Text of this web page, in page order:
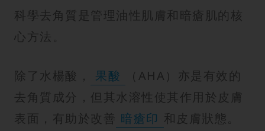
科學去角質是管理油性肌膚和暗瘡肌的核
心方法。
除了水楊酸， 果酸
（AHA）亦是有效的
去角質成分，但其水溶性使其作用於皮膚
表面，有助於改善 暗瘡印 和皮膚狀態。